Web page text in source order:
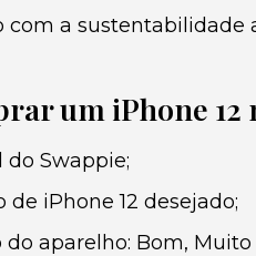
a sustentabilidade
um iPhone 12
do Swappie;
iPhone 12 desejado;
do aparelho: Bom,